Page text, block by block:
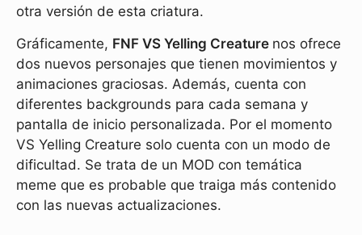
otra versión de esta criatura.
Gráficamente, FNF VS Yelling Creature nos ofrece
dos nuevos personajes que tienen movimientos y
animaciones graciosas. Además, cuenta con
diferentes backgrounds para cada semana y
pantalla de inicio personalizada. Por el momento
VS Yelling Creature solo cuenta con un modo de
dificultad. Se trata de un MOD con temática
meme que es probable que traiga más contenido
con las nuevas actualizaciones.